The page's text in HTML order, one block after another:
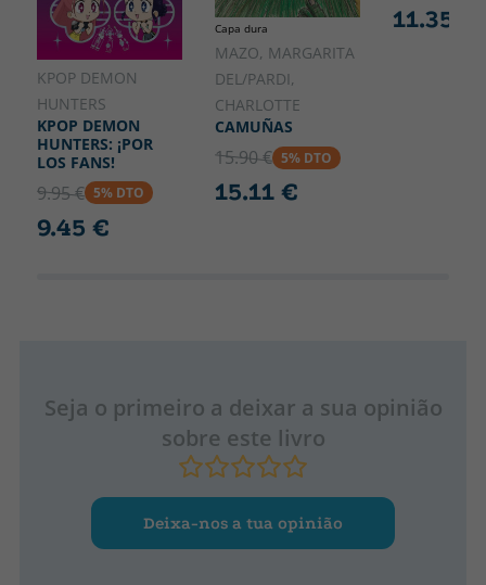
KPOP DEMON
HUNTERS
KPOP DEMON
HUNTERS: ¡POR
LOS FANS!
9.95 € 5% DTO
9.45 €
Capa dura
MAZO, MARGARITA
DEL/PARDI,
CHARLOTTE
CAMUÑAS
15.90 € 5% DTO
15.11 €
11.35 €
Seja o primeiro a deixar a sua opinião
sobre este livro
Deixa-nos a tua opinião